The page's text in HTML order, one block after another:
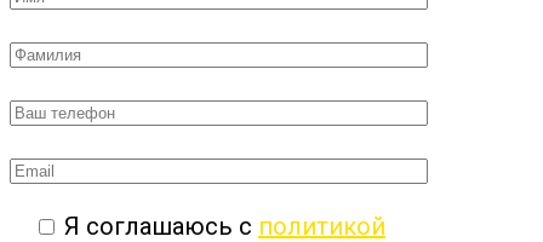
Я соглашаюсь с политикой